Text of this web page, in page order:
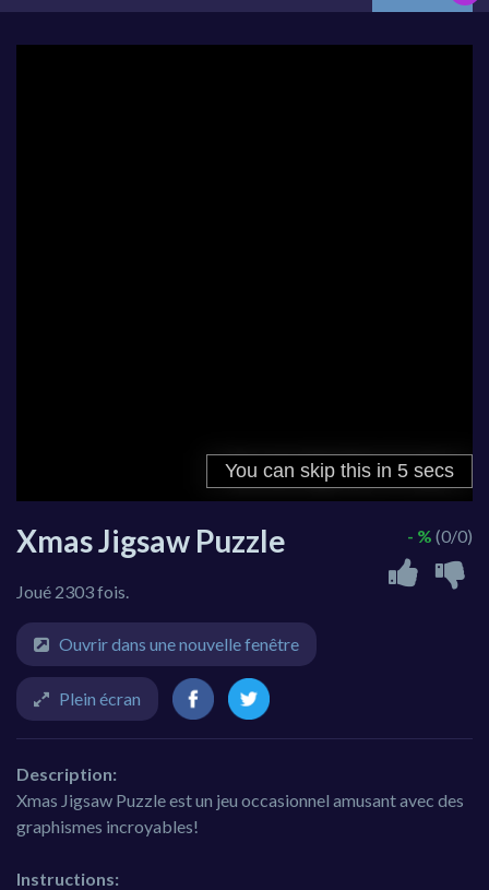
Xmas Jigsaw Puzzle
Joué 2303 fois.
- % (0/0)
Ouvrir dans une nouvelle fenêtre
Plein écran
Description:
Xmas Jigsaw Puzzle est un jeu occasionnel amusant avec des
graphismes incroyables!
Instructions: